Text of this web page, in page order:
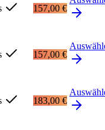
157,00 €
157,00 €
183,00 €